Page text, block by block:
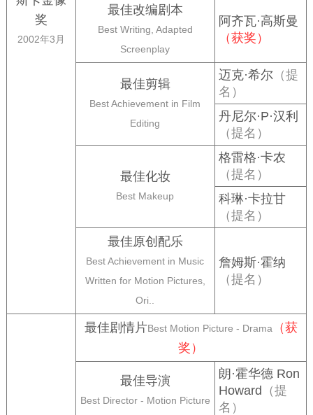
奖
2002年3月
最佳改编剧本
Best Writing, Adapted
Screenplay
阿齐瓦·高斯曼
（获奖）
最佳剪辑
Best Achievement in Film
Editing
迈克·希尔 （提
名）
丹尼尔·P·汉利
（提名）
最佳化妆
Best Makeup
格雷格·卡农
（提名）
科琳·卡拉甘
（提名）
最佳原创配乐
Best Achievement in Music
Written for Motion Pictures,
Ori..
詹姆斯·霍纳
（提名）
最佳剧情片Best Motion Picture - Drama
（获
奖）
最佳导演
Best Director - Motion Picture
朗·霍华德 Ron
Howard （提
名）